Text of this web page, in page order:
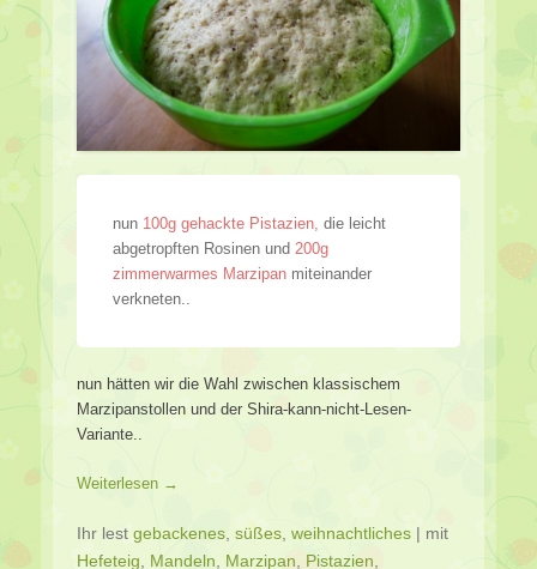
nun 100g gehackte Pistazien, die leicht
abgetropften Rosinen und 200g
zimmerwarmes Marzipan miteinander
verkneten..
nun hätten wir die Wahl zwischen klassischem
Marzipanstollen und der Shira-kann-nicht-Lesen-
Variante..
Weiterlesen →
Ihr lest gebackenes süßes weihnachtliches | mit
Hefeteig
Mandeln Marzipan Pistazien